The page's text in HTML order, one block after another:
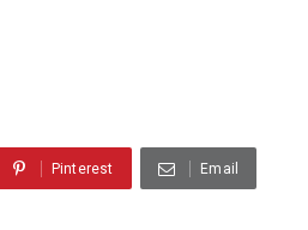
Pinterest Email